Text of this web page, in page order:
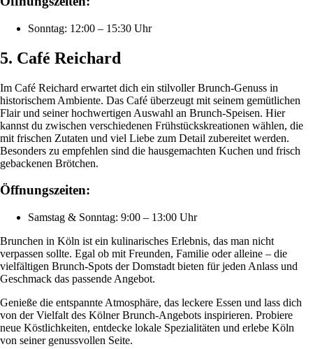
Sonntag: 12:00 – 15:30 Uhr
5. Café Reichard
Im Café Reichard erwartet dich ein stilvoller Brunch-Genuss in
historischem Ambiente. Das Café überzeugt mit seinem gemütlichen
Flair und seiner hochwertigen Auswahl an Brunch-Speisen. Hier
kannst du zwischen verschiedenen Frühstückskreationen wählen, die
mit frischen Zutaten und viel Liebe zum Detail zubereitet werden.
Besonders zu empfehlen sind die hausgemachten Kuchen und frisch
gebackenen Brötchen.
Öffnungszeiten:
Samstag & Sonntag: 9:00 – 13:00 Uhr
Brunchen in Köln ist ein kulinarisches Erlebnis, das man nicht
verpassen sollte. Egal ob mit Freunden, Familie oder alleine – die
vielfältigen Brunch-Spots der Domstadt bieten für jeden Anlass und
Geschmack das passende Angebot.
Genieße die entspannte Atmosphäre, das leckere Essen und lass dich
von der Vielfalt des Kölner Brunch-Angebots inspirieren. Probiere
neue Köstlichkeiten, entdecke lokale Spezialitäten und erlebe Köln
von seiner genussvollen Seite.